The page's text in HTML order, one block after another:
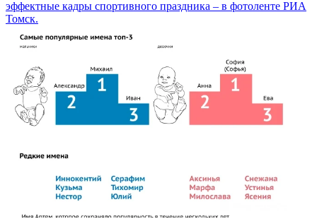
эффектные кадры спортивного праздника – в фотоленте РИА
Томск.